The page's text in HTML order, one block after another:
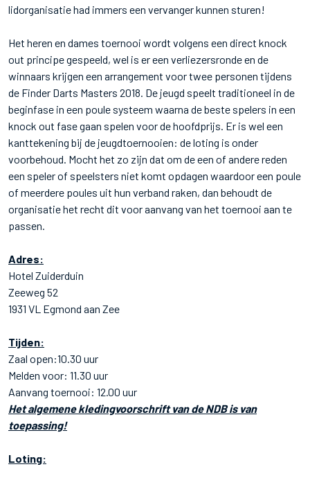
lidorganisatie had immers een vervanger kunnen sturen!
Het heren en dames toernooi wordt volgens een direct knock
out principe gespeeld, wel is er een verliezersronde en de
winnaars krijgen een arrangement voor twee personen tijdens
de Finder Darts Masters 2018. De jeugd speelt traditioneel in de
beginfase in een poule systeem waarna de beste spelers in een
knock out fase gaan spelen voor de hoofdprijs. Er is wel een
kanttekening bij de jeugdtoernooien: de loting is onder
voorbehoud. Mocht het zo zijn dat om de een of andere reden
een speler of speelsters niet komt opdagen waardoor een poule
of meerdere poules uit hun verband raken, dan behoudt de
organisatie het recht dit voor aanvang van het toernooi aan te
passen.
Adres:
Hotel Zuiderduin
Zeeweg 52
1931 VL Egmond aan Zee
Tijden:
Zaal open:10.30 uur
Melden voor: 11.30 uur
Aanvang toernooi: 12.00 uur
Het algemene kledingvoorschrift van de NDB is van
toepassing!
Loting: